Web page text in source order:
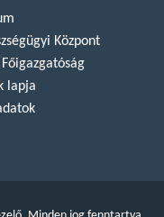
Központ
lapja